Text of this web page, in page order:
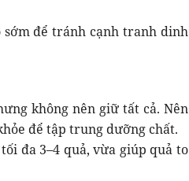
để tránh cạnh tranh dinh
không nên giữ tất cả. Nên
để tập trung dưỡng chất.
đa 3–4 quả, vừa giúp quả to